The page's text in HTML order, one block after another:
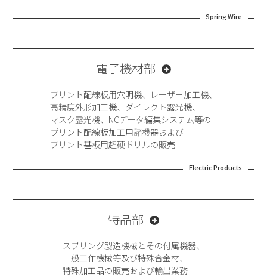
Spring Wire
電子機材部
プリント配線板用穴明機、レーザー加工機、
高精度外形加工機、ダイレクト露光機、
マスク露光機、NCデータ編集システム等の
プリント配線板加工用諸機器および
プリント基板用超硬ドリルの販売
Electric Products
特品部
スプリング製造機械とその付属機器、
一般工作機械等及び特殊合金材、
特殊加工品の販売および輸出業務